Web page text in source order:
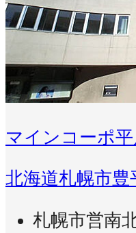
マインコーポ
北海道札幌市豊
札幌市営南